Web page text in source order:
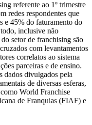
referente ao 1º trimestre
redes respondentes que
e 45% do faturamento do
inclusive não
setor de franchising são
com levantamentos
correlatos ao sistema
parceiras e de ensino.
dados divulgados pela
de diversas esferas,
World Franchise
de Franquias (FIAF) e